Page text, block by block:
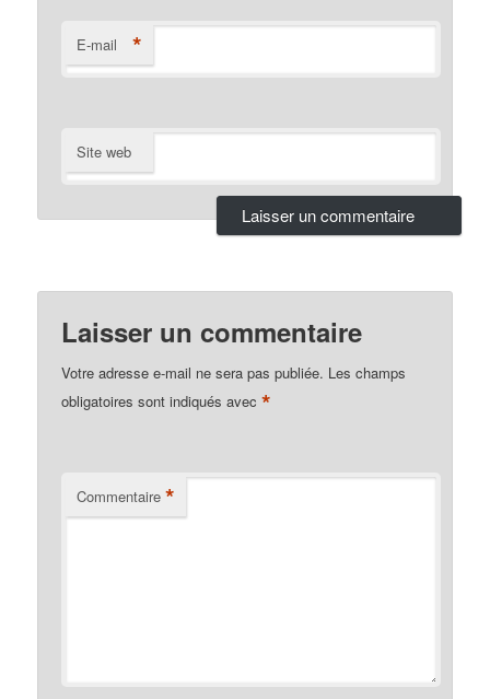
E-mail *
Site web
Laisser un commentaire
Votre adresse e-mail ne sera pas publiée. Les champs
obligatoires sont indiqués avec*
Commentaire *